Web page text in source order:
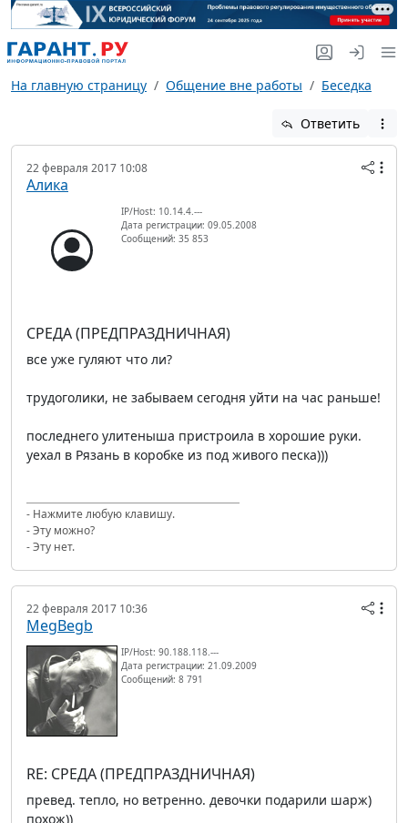
На главную страницу Общение вне работы Беседка
Ответить
22 февраля 2017 10:08
Алика
IP/Host: 10.14.4.---
Дата регистрации: 09.05.2008
Сообщений: 35 853
СРЕДА (ПРЕДПРАЗДНИЧНАЯ)
все уже гуляют что ли?
трудоголики, не забываем сегодня уйти на час раньше!
последнего улитеныша пристроила в хорошие руки.
уехал в Рязань в коробке из под живого песка)))
- Нажмите любую клавишу.
- Эту можно?
- Эту нет.
22 февраля 2017 10:36
MegBegb
IP/Host: 90.188.118.---
Дата регистрации: 21.09.2009
Сообщений: 8 791
RE: СРЕДА (ПРЕДПРАЗДНИЧНАЯ)
превед. тепло, но ветренно. девочки подарили шарж)
похож))